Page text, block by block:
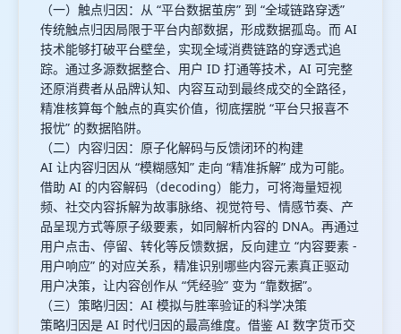
（一）触点归因：从 “平台数据茧房” 到 “全域链路穿透”
传统触点归因局限于平台内部数据，形成数据孤岛。而 AI
技术能够打破平台壁垒，实现全域消费链路的穿透式追
踪。通过多源数据整合、用户 ID 打通等技术，AI 可完整
还原消费者从品牌认知、内容互动到最终成交的全路径，
精准核算每个触点的真实价值，彻底摆脱 “平台只报喜不
报忧” 的数据陷阱。
（二）内容归因：原子化解码与反馈闭环的构建
AI 让内容归因从 “模糊感知” 走向 “精准拆解” 成为可能。
借助 AI 的内容解码（decoding）能力，可将海量短视
频、社交内容拆解为故事脉络、视觉符号、情感节奏、产
品呈现方式等原子级要素，如同解析内容的 DNA。再通过
用户点击、停留、转化等反馈数据，反向建立 “内容要素 -
用户响应” 的对应关系，精准识别哪些内容元素真正驱动
用户决策，让内容创作从 “凭经验” 变为 “靠数据”。
（三）策略归因：AI 模拟与胜率验证的科学决策
策略归因是 AI 时代归因的最高维度。借鉴 AI 数字货币交